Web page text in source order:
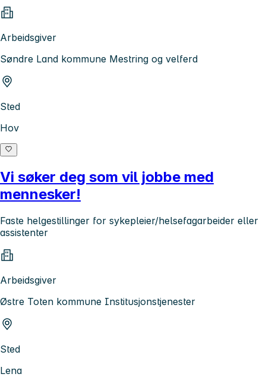
Arbeidsgiver
Søndre Land kommune Mestring og velferd
Sted
Hov
Vi søker deg som vil jobbe med
mennesker!
Faste helgestillinger for sykepleier/helsefagarbeider eller
assistenter
Arbeidsgiver
Østre Toten kommune Institusjonstjenester
Sted
Lena